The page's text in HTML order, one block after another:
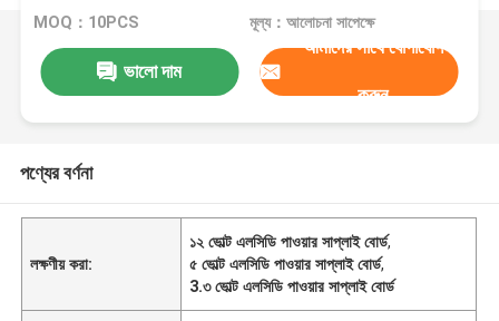
MOQ：10PCS মূল্য：আলোচনা সাপেক্ষে
ভালো দাম
আমাদের সাথে যোগাযোগ
করুন
পণ্যের বর্ণনা
লক্ষণীয় করা:
১২ ভোল্ট এলসিডি পাওয়ার সাপ্লাই বোর্ড,
৫ ভোল্ট এলসিডি পাওয়ার সাপ্লাই বোর্ড,
3.৩ ভোল্ট এলসিডি পাওয়ার সাপ্লাই বোর্ড